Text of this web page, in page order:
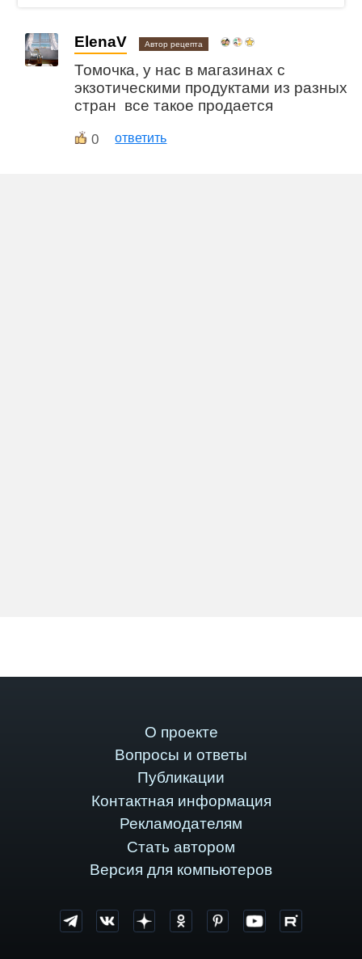
ElenaV Автор рецепта
Томочка, у нас в магазинах с
экзотическими продуктами из разных
стран все такое продается
0 ответить
О проекте
Вопросы и ответы
Публикации
Контактная информация
Рекламодателям
Стать автором
Версия для компьютеров